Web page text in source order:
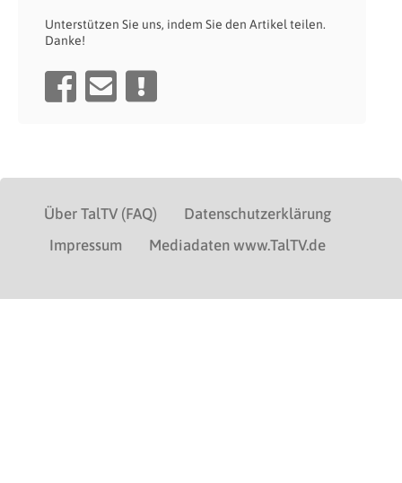
Unterstützen Sie uns, indem Sie den Artikel teilen.
Danke!
Über TalTV (FAQ)
Datenschutzerklärung
Impressum
Mediadaten www.TalTV.de